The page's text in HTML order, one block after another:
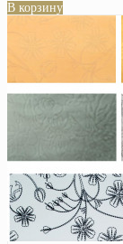
В корзину